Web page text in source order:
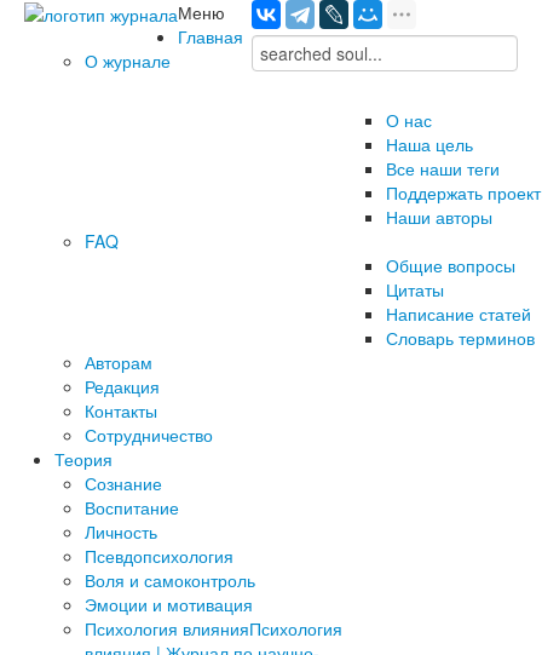
Меню
Главная
О журнале
О нас
Наша цель
Все наши теги
Поддержать проект
Наши авторы
FAQ
Общие вопросы
Цитаты
Написание статей
Словарь терминов
Авторам
Редакция
­Контакты
Сотрудничество
Теория
Сознание
Воспитание
Личность
Псевдопсихология
Воля и самоконтроль
Эмоции и мотивация
Психология влиянияПсихология